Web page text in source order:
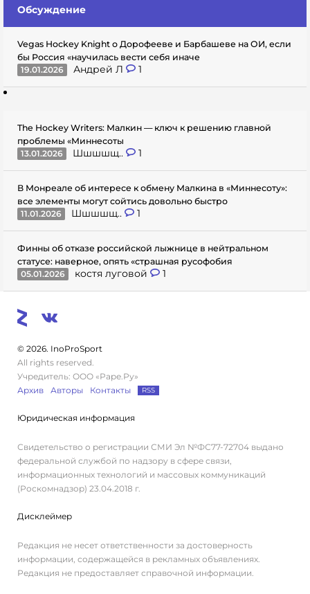
Обсуждение
Vegas Hockey Knight о Дорофееве и Барбашеве на ОИ, если
бы Россия «научилась вести себя иначе
19.01.2026
Андрей Л 1
The Hockey Writers: Малкин — ключ к решению главной
проблемы «Миннесоты
13.01.2026
Шшшшщ.. 1
В Монреале об интересе к обмену Малкина в «Миннесоту»:
все элементы могут сойтись довольно быстро
11.01.2026
Шшшшщ.. 1
Финны об отказе российской лыжнице в нейтральном
статусе: наверное, опять «страшная русофобия
05.01.2026
костя луговой 1
© 2026. InoProSport
All rights reserved.
Учредитель: ООО «Раре.Ру»
Архив
Авторы Контакты RSS
Юридическая информация
Свидетельство о регистрации СМИ Эл №ФС77-72704 выдано
федеральной службой по надзору в сфере связи,
информационных технологий и массовых коммуникаций
(Роскомнадзор) 23.04.2018 г.
Дисклеймер
Редакция не несет ответственности за достоверность
информации, содержащейся в рекламных объявлениях.
Редакция не предоставляет справочной информации.